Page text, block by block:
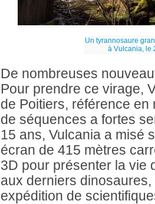
Un tyrannosaure
à Vulcania, le
De nombreuses
Pour prendre ce virage,
de Poitiers, référence en
de séquences a fortes
15 ans, Vulcania a misé
écran de 415 mètres
3D pour présenter la vie
aux derniers
expédition de